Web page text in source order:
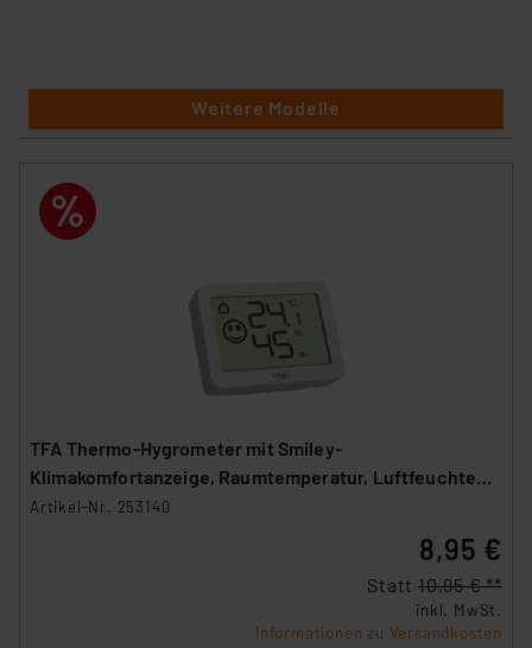
Weitere Modelle
TFA Thermo-Hygrometer mit Smiley-
Klimakomfortanzeige, Raumtemperatur, Luftfeuchte
(rH), weiß
Artikel-Nr. 253140
8,95 €
Statt 10,95 € **
inkl. MwSt.
Informationen zu Versandkosten